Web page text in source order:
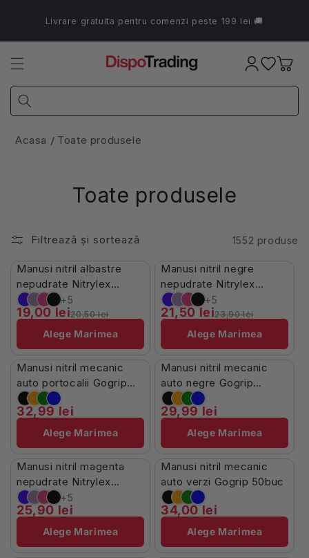
conținutLivrare gratuita pentru comenzi peste 199 lei 🚚
Coș
Acasa Toate produsele
Toate produsele
Filtrează și sortează 1552 produse
-7%
Manusi nitril albastre
nepudrate Nitrylex
100buc
+5
19,00 lei20,50 lei
Alege Marimea
-10%
Manusi nitril negre
nepudrate Nitrylex
100buc
+5
21,50 lei23,90 lei
Alege Marimea
Manusi nitril mecanic
auto portocalii Gogrip
50buc
32,99 lei
Alege Marimea
Manusi nitril mecanic
auto negre Gogrip
50buc
29,99 lei
Alege Marimea
Manusi nitril magenta
nepudrate Nitrylex
100buc
+5
25,90 lei
Alege Marimea
Manusi nitril mecanic
auto verzi Gogrip 50buc
34,00 lei
Alege Marimea